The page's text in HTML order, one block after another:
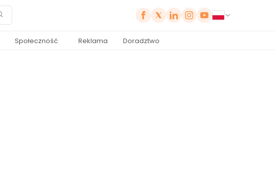
Społeczność Reklama Doradztwo